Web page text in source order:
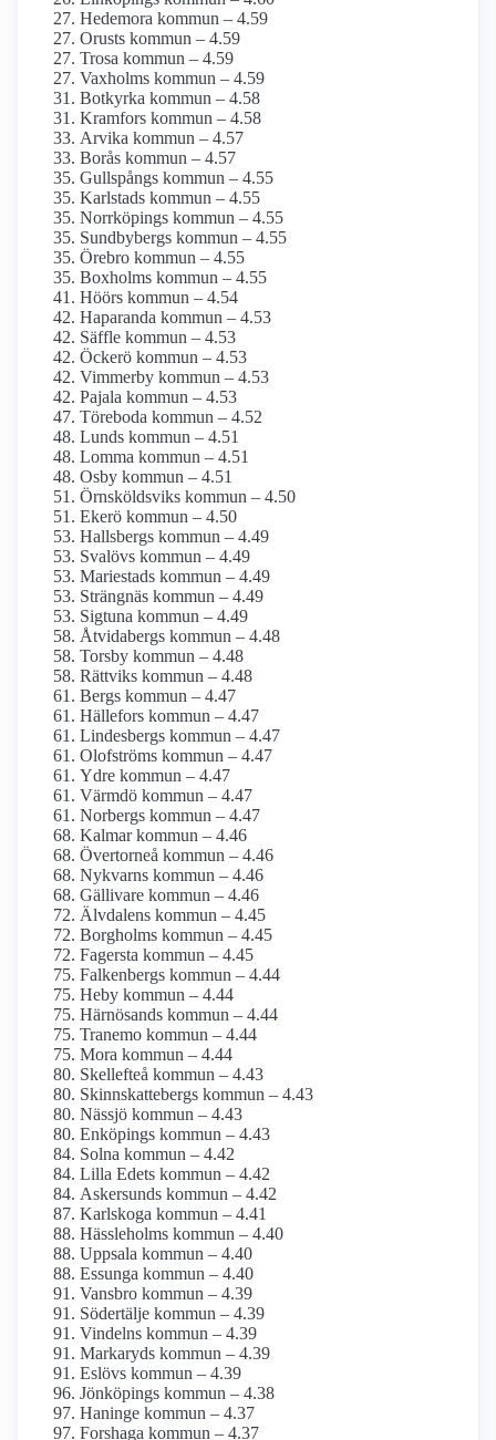
Hedemora kommun – 4.59
Orusts kommun – 4.59
Trosa kommun – 4.59
Vaxholms kommun – 4.59
Botkyrka kommun – 4.58
Kramfors kommun – 4.58
Arvika kommun – 4.57
Borås kommun – 4.57
Gullspångs kommun – 4.55
Karlstads kommun – 4.55
Norrköpings kommun – 4.55
Sundbybergs kommun – 4.55
Örebro kommun – 4.55
Boxholms kommun – 4.55
Höörs kommun – 4.54
Haparanda kommun – 4.53
Säffle kommun – 4.53
Öckerö kommun – 4.53
Vimmerby kommun – 4.53
Pajala kommun – 4.53
Töreboda kommun – 4.52
Lunds kommun – 4.51
Lomma kommun – 4.51
Osby kommun – 4.51
Örnsköldsviks kommun – 4.50
Ekerö kommun – 4.50
Hallsbergs kommun – 4.49
Svalövs kommun – 4.49
Mariestads kommun – 4.49
Strängnäs kommun – 4.49
Sigtuna kommun – 4.49
Åtvidabergs kommun – 4.48
Torsby kommun – 4.48
Rättviks kommun – 4.48
Bergs kommun – 4.47
Hällefors kommun – 4.47
Lindesbergs kommun – 4.47
Olofströms kommun – 4.47
Ydre kommun – 4.47
Värmdö kommun – 4.47
Norbergs kommun – 4.47
Kalmar kommun – 4.46
Övertorneå kommun – 4.46
Nykvarns kommun – 4.46
Gällivare kommun – 4.46
Älvdalens kommun – 4.45
Borgholms kommun – 4.45
Fagersta kommun – 4.45
Falkenbergs kommun – 4.44
Heby kommun – 4.44
Härnösands kommun – 4.44
Tranemo kommun – 4.44
Mora kommun – 4.44
Skellefteå kommun – 4.43
Skinnskattebergs kommun – 4.43
Nässjö kommun – 4.43
Enköpings kommun – 4.43
Solna kommun – 4.42
Lilla Edets kommun – 4.42
Askersunds kommun – 4.42
Karlskoga kommun – 4.41
Hässleholms kommun – 4.40
Uppsala kommun – 4.40
Essunga kommun – 4.40
Vansbro kommun – 4.39
Södertälje kommun – 4.39
Vindelns kommun – 4.39
Markaryds kommun – 4.39
Eslövs kommun – 4.39
Jönköpings kommun – 4.38
Haninge kommun – 4.37
Forshaga kommun – 4.37